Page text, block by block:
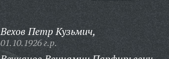
Вехов Петр Кузьмич,
01.10.1926 г.р.